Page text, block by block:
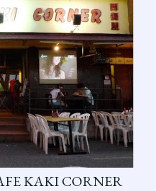
KAKI CORNER